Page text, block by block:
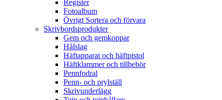
Register
Fotoalbum
Övrigt Sortera och förvara
Skrivbordsprodukter
Gem och gemkoppar
Hålslag
Häftapparat och häftpistol
Häftklammer och tillbehör
Pennfodral
Penn- och prylställ
Skrivunderlägg